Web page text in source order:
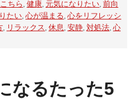
ちら 健康 元気になりたい 前向
たい 心が温まる 心をリフレッシ
リラックス 休息 安静 対処法 心
なるたった5